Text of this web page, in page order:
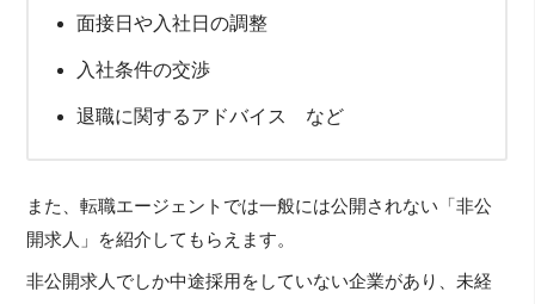
面接日や入社日の調整
入社条件の交渉
退職に関するアドバイス など
また、転職エージェントでは一般には公開されない「非公
開求人」を紹介してもらえます。
非公開求人でしか中途採用をしていない企業があり、未経